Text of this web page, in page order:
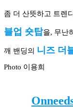
좀 더 산뜻하고 트렌
블업 숏탑을, 무난
깨 밴딩의 니즈 더
Photo 이용희